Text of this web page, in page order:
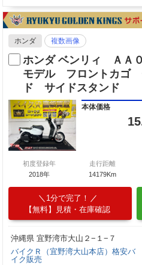
ホンダ 複数画像
ホンダ ベンリィ ＡＡ
モデル フロントカゴ
ド サイドスタンド
本体価格
初度登録年
2018年
走行距離
14179Km
1分で完了！
【無料】見積・在庫確認
沖縄県 宜野湾市大山２−１−７
バイクＲ（宜野湾大山本店）格安バ
イク販売